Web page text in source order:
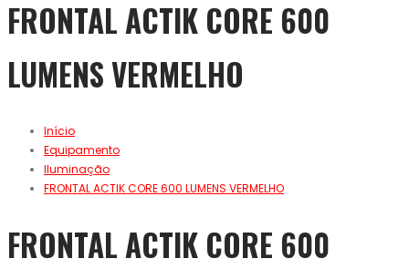
FRONTAL ACTIK CORE 600
LUMENS VERMELHO
Início
Equipamento
Iluminação
FRONTAL ACTIK CORE 600 LUMENS VERMELHO
FRONTAL ACTIK CORE 600